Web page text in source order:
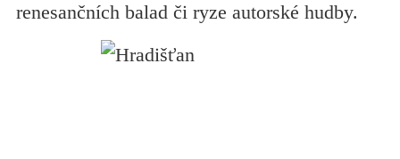
renesančních balad či ryze autorské hudby.